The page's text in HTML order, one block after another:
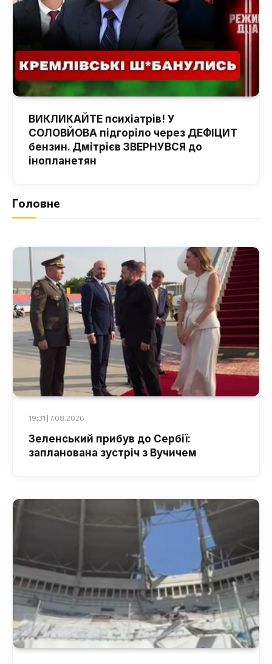
ВИКЛИКАЙТЕ психіатрів! У
СОЛОВЙОВА підгоріло через ДЕФІЦИТ
бензин. Дмітрієв ЗВЕРНУВСЯ до
інопланетян
Головне
19:31 | 7.08.2026
Зеленський прибув до Сербії:
запланована зустріч з Вучичем